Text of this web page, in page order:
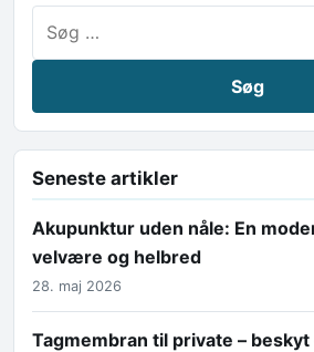
Seneste artikler
Akupunktur uden nåle: En
velvære og helbred
28. maj 2026
Tagmembran til private –